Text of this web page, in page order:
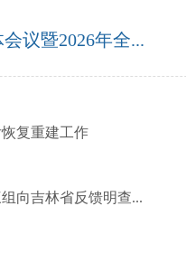
议暨2026年全...
复重建工作
向吉林省反馈明查...